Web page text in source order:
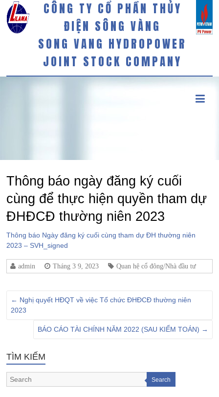
CÔNG TY CỔ PHẦN THỦY
ĐIỆN SÔNG VÀNG
SONG VANG HYDROPOWER
JOINT STOCK COMPANY
Thông báo ngày đăng ký cuối
cùng để thực hiện quyền tham dự
ĐHĐCĐ thường niên 2023
Thông báo Ngày đăng ký cuối cùng tham dự ĐH thường niên
2023 – SVH_signed
admin Tháng 3 9, 2023 Quan hệ cổ đông/Nhà đầu tư
← Nghị quyết HĐQT về việc Tổ chức ĐHĐCĐ thường niên
2023
BÁO CÁO TÀI CHÍNH NĂM 2022 (SAU KIỂM TOÁN) →
TÌM KIẾM
Search